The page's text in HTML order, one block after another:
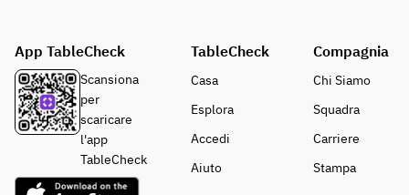
App TableCheck
Scansiona
per
scaricare
l'app
TableCheck
TableCheck
Casa
Esplora
Accedi
Aiuto
Compagnia
Chi Siamo
Squadra
Carriere
Stampa